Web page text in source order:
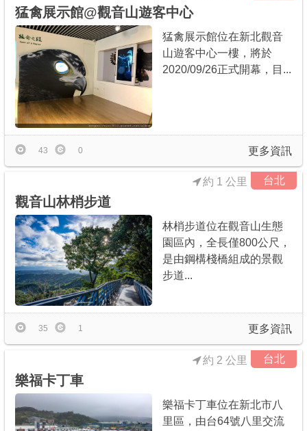
猛禽展示館@觀音山遊客中心
猛禽展示館位在新北觀音
山遊客中心一樓，將於
2020/09/26正式開幕，目...
更多資訊
43 0
台北
觀音山林梢步道
約 1 公里
林梢步道位在觀音山生態
園區內，全長僅800公尺，
是由鋼構棧橋組成的景觀
步道...
更多資訊
35 1
台北
樂福卡丁車
約 2 公里
樂福卡丁車位在新北市八
里區，由台64號八里交流